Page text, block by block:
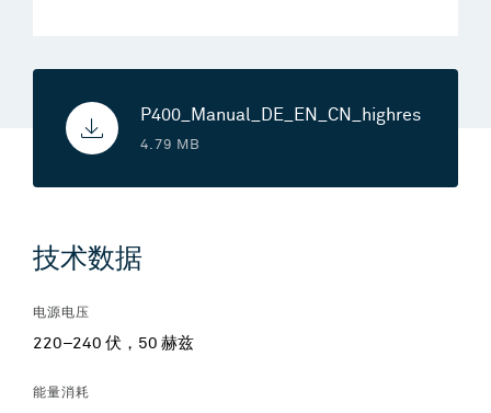
P400_Manual_DE_EN_CN_highres
4.79 MB
技术数据
电源电压
220–240 伏，50 赫兹
能量消耗